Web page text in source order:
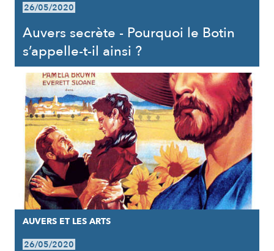
26/05/2020
Auvers secrète - Pourquoi le Botin
s’appelle-t-il ainsi ?
AUVERS ET LES ARTS
26/05/2020